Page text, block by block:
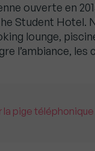
ouverte en
Student Hotel.
lounge,
l’ambiance, les
pige